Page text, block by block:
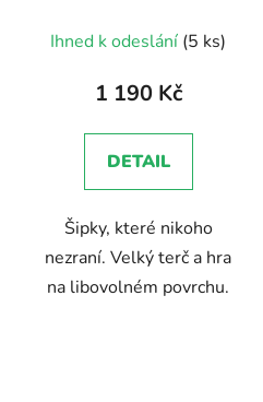
hodnocení
produktu
3,0
z
hvězdiček.
Ihned k odeslání (5 ks)
1 190 Kč
DETAIL
Šipky, které nikoho
nezraní. Velký terč a hra
na libovolném povrchu.